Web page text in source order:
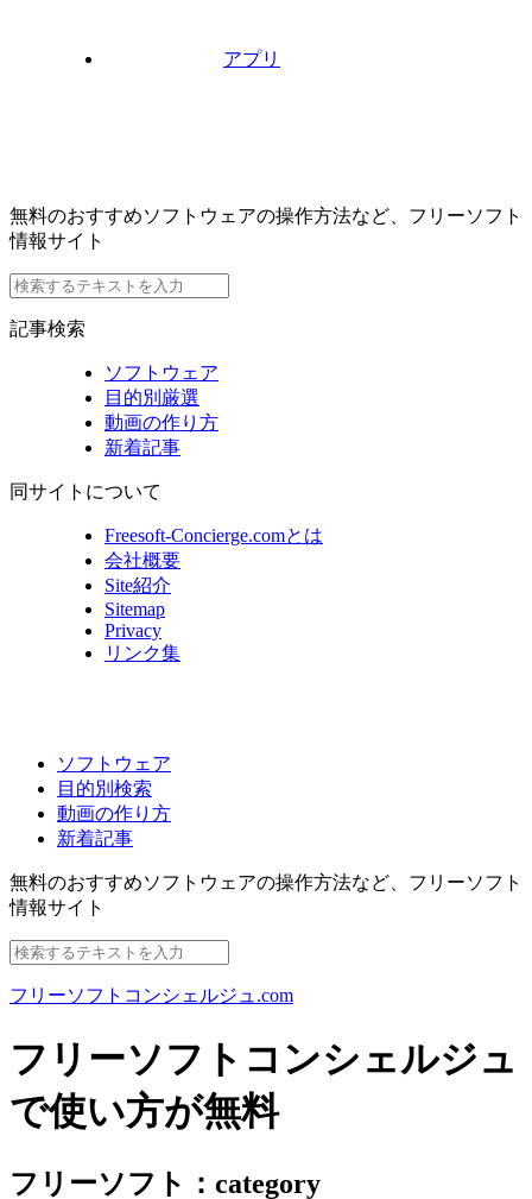
アプリ
無料のおすすめソフトウェアの操作方法など、フリーソフト
情報サイト
記事検索
ソフトウェア
目的別厳選
動画の作り方
新着記事
同サイトについて
Freesoft-Concierge.comとは
会社概要
Site紹介
Sitemap
Privacy
リンク集
ソフトウェア
目的別検索
動画の作り方
新着記事
無料のおすすめソフトウェアの操作方法など、 フリーソフト
情報サイト
フリーソフトコンシェルジュ.com
フリーソフトコンシェルジュ
で使い方が無料
フリーソフト：category